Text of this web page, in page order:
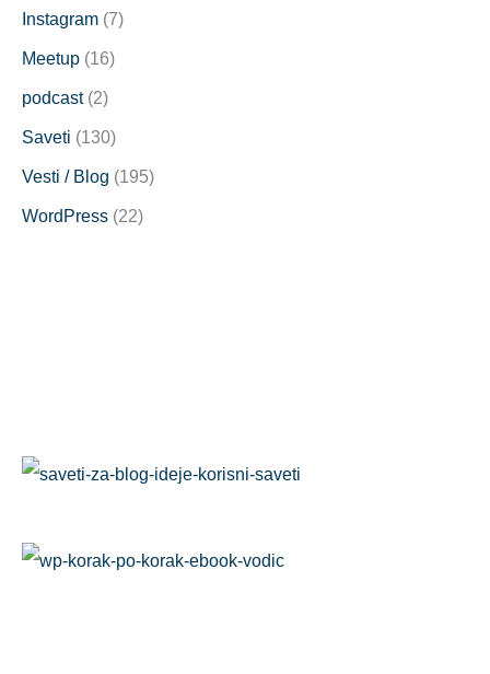
Instagram (7)
Meetup (16)
podcast(2)
Saveti (130)
Vesti / Blog (195)
WordPress (22)